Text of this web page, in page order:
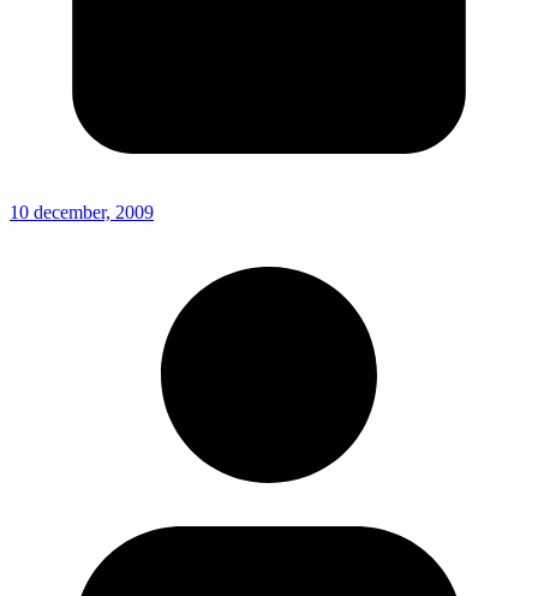
10 december, 2009